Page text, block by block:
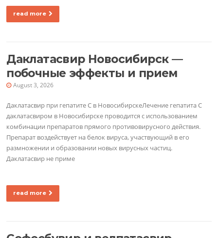
read more
Даклатасвир Новосибирск —
побочные эффекты и прием
August 3, 2026
Даклатасвир при гепатите C в НовосибирскеЛечение гепатита C
даклатасвиром в Новосибирске проводится с использованием
комбинации препаратов прямого противовирусного действия.
Препарат воздействует на белок вируса, участвующий в его
размножении и образовании новых вирусных частиц.
Даклатасвир не приме
read more